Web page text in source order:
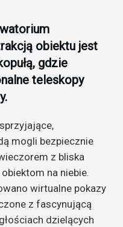
obiektu jest
gdzie
teleskopy
mogli bezpiecznie
z bliska
na niebie.
wirtualne pokazy
z fascynującą
dzielących